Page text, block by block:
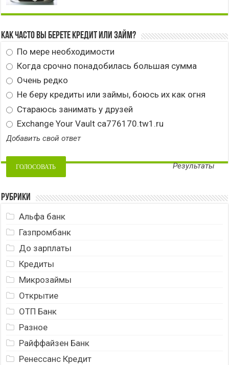
Как часто вы берете кредит или займ?
По мере необходимости
Когда срочно понадобилась большая сумма
Очень редко
Не беру кредиты или займы, боюсь их как огня
Стараюсь занимать у друзей
Exchange Your Vault ca776170.tw1.ru
Добавить свой ответ
Результаты
Рубрики
Альфа банк
Газпромбанк
До зарплаты
Кредиты
Микрозаймы
Открытие
ОТП Банк
Разное
Райффайзен Банк
Ренессанс Кредит